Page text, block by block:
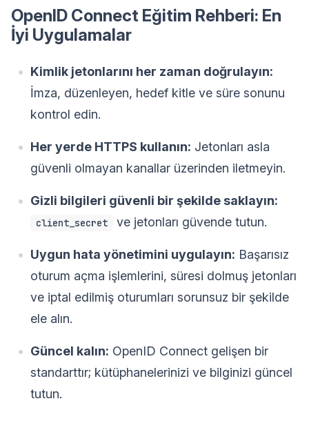
OpenID Connect Eğitim Rehberi: En
İyi Uygulamalar
Kimlik jetonlarını her zaman doğrulayın:
İmza, düzenleyen, hedef kitle ve süre sonunu
kontrol edin.
Her yerde HTTPS kullanın: Jetonları asla
güvenli olmayan kanallar üzerinden iletmeyin.
Gizli bilgileri güvenli bir şekilde saklayın:
client_secret ve jetonları güvende tutun.
Uygun hata yönetimini uygulayın: Başarısız
oturum açma işlemlerini, süresi dolmuş jetonları
ve iptal edilmiş oturumları sorunsuz bir şekilde
ele alın.
Güncel kalın: OpenID Connect gelişen bir
standarttır; kütüphanelerinizi ve bilginizi güncel
tutun.